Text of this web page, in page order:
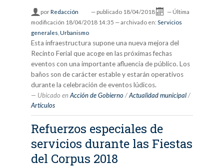
porRedacción — publicado 18/04/2018 — Última
modificación 18/04/2018 14:35 — archivado en: Servicios
generales Urbanismo
Esta infraestructura supone una nueva mejora del
Recinto Ferial que acoge en las próximas fechas
eventos con una importante afluencia de público. Los
baños son de carácter estable y estarán operativos
durante la celebración de eventos lúdicos.
Ubicado en Acción de Gobierno /Actualidad municipal /
Artículos
Refuerzos especiales de
servicios durante las Fiestas
del Corpus 2018